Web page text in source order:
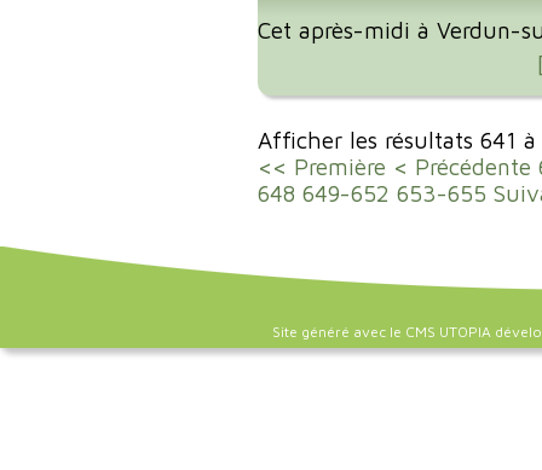
Cet après-midi à Verdun-
Afficher les résultats 641
<< Première < Précédente
648 649-652 653-655
Site généré avec le CMS UTOPIA